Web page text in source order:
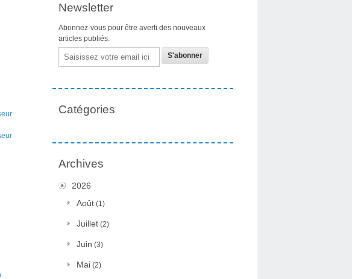
Newsletter
Abonnez-vous pour être averti des nouveaux
articles publiés.
Email
Catégories
Archives
2026
Août (1)
Juillet (2)
Juin (3)
Mai (2)